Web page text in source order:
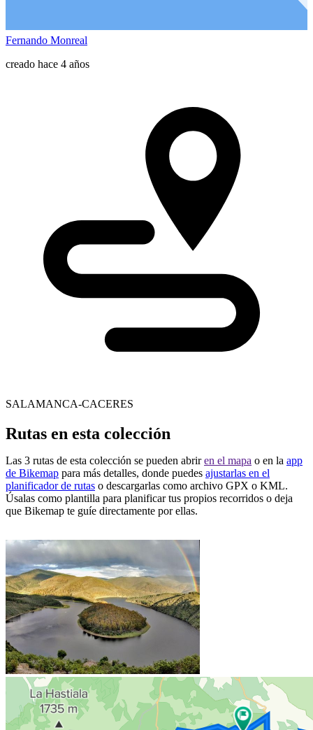
Fernando Monreal
creado hace 4 años
SALAMANCA-CACERES
Rutas en esta colección
Las 3 rutas de esta colección se pueden abriren el mapa o en la app
de Bikemap para más detalles, donde puedes ajustarlas en el
planificador de rutas o descargarlas como archivo GPX o KML.
Úsalas como plantilla para planificar tus propios recorridos o deja
que Bikemap te guíe directamente por ellas.